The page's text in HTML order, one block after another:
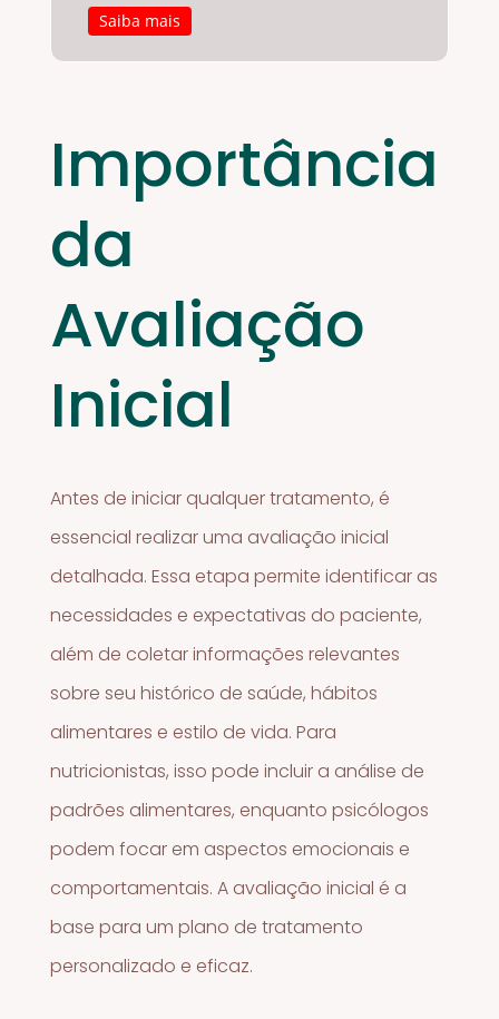
Saiba mais
Importância
da
Avaliação
Inicial
Antes de iniciar qualquer tratamento, é
essencial realizar uma avaliação inicial
detalhada. Essa etapa permite identificar as
necessidades e expectativas do paciente,
além de coletar informações relevantes
sobre seu histórico de saúde, hábitos
alimentares e estilo de vida. Para
nutricionistas, isso pode incluir a análise de
padrões alimentares, enquanto psicólogos
podem focar em aspectos emocionais e
comportamentais. A avaliação inicial é a
base para um plano de tratamento
personalizado e eficaz.